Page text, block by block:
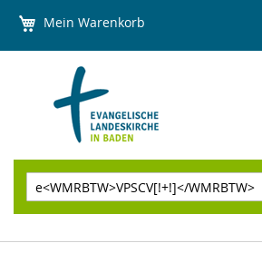
Mein Warenkorb
zum